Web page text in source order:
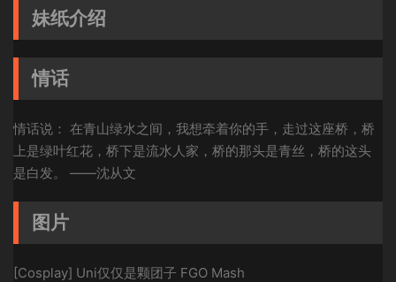
妹纸介绍
情话
情话说： 在青山绿水之间，我想牵着你的手，走过这座桥，桥
上是绿叶红花，桥下是流水人家，桥的那头是青丝，桥的这头
是白发。 ——沈从文
图片
[Cosplay] Uni仅仅是颗团子 FGO Mash